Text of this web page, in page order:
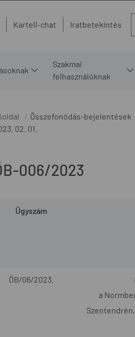
Kartell-chat Iratbetekintés
Szakmai
felhasználóknak
Összefonódás-bejelentések
02. 01.
006/2023
Ügyszám
ÖB/06/2023.
a